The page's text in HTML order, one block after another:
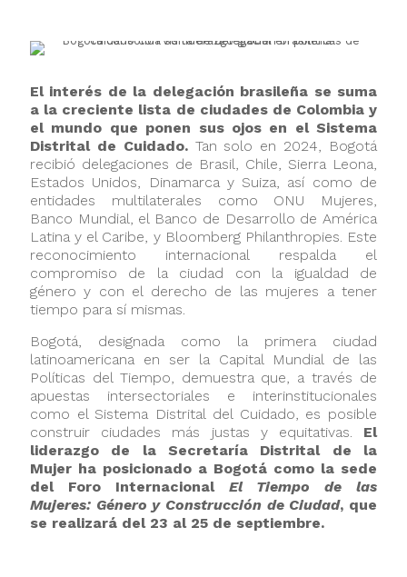
El interés de la delegación brasileña se suma
a la creciente lista de ciudades de Colombia y
el mundo que ponen sus ojos en el Sistema
Distrital de Cuidado.Tan solo en 2024, Bogotá
recibió delegaciones de Brasil, Chile, Sierra Leona,
Estados Unidos, Dinamarca y Suiza, así como de
entidades multilaterales como ONU Mujeres,
Banco Mundial, el Banco de Desarrollo de América
Latina y el Caribe, y Bloomberg Philanthropies. Este
reconocimiento internacional respalda el
compromiso de la ciudad con la igualdad de
género y con el derecho de las mujeres a tener
tiempo para sí mismas.
Bogotá, designada como la primera ciudad
latinoamericana en ser la Capital Mundial de las
Políticas del Tiempo, demuestra que, a través de
apuestas intersectoriales e interinstitucionales
como el Sistema Distrital del Cuidado, es posible
construir ciudades más justas y equitativas. El
liderazgo de la Secretaría Distrital de la
Mujer ha posicionado a Bogotá como la sede
del Foro Internacional El Tiempo de las
Mujeres: Género y Construcción de Ciudad, que
se realizará del 23 al 25 de septiembre.